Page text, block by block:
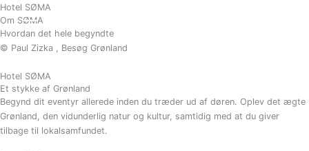
Gå
til
indholdet
Hotel SØMA
Om SØMA
Hvordan det hele begyndte
© Paul Zizka , Besøg Grønland
Hotel SØMA
Et stykke af Grønland
Begynd dit eventyr allerede inden du træder ud af døren. Oplev det ægte
Grønland, den vidunderlig natur og kultur, samtidig med at du giver
tilbage til lokalsamfundet.